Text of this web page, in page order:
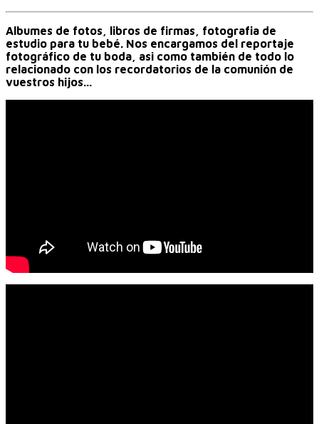
Albumes de fotos, libros de firmas, fotografia de
estudio para tu bebé. Nos encargamos del reportaje
fotográfico de tu boda, asi como también de todo lo
relacionado con los recordatorios de la comunión de
vuestros hijos...